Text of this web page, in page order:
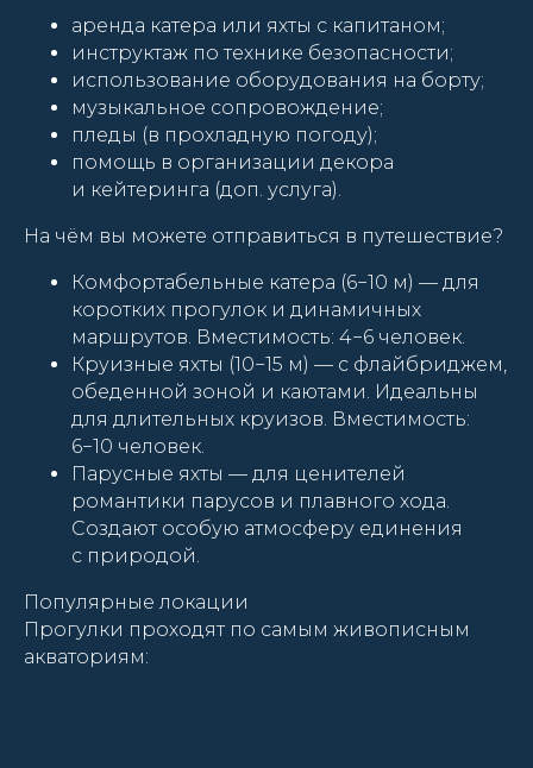
аренда катера или яхты с капитаном;
инструктаж по технике безопасности;
использование оборудования на борту;
музыкальное сопровождение;
пледы (в прохладную погоду);
помощь в организации декора
и кейтеринга (доп. услуга).
На чём вы можете отправиться в путешествие?
Комфортабельные катера (6−10 м) — для
коротких прогулок и динамичных
маршрутов. Вместимость: 4−6 человек.
Круизные яхты (10−15 м) — с флайбриджем,
обеденной зоной и каютами. Идеальны
для длительных круизов. Вместимость:
6−10 человек.
Парусные яхты — для ценителей
романтики парусов и плавного хода.
Создают особую атмосферу единения
с природой.
Популярные локации
Прогулки проходят по самым живописным
акваториям: